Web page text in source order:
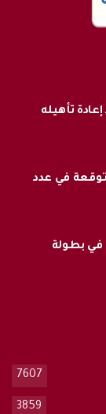
تأهيله
متوقعة في عدد
في بطولة
7607
3859